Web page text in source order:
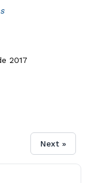
2017
Next »